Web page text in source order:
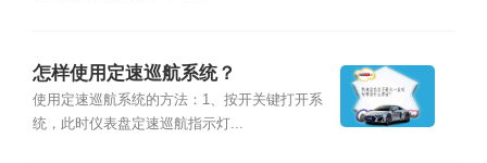
怎样使用定速巡航系统？
使用定速巡航系统的方法：1、按开关键打开系
统，此时仪表盘定速巡航指示灯...